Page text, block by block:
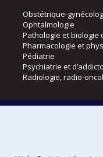
Obstétrique-
Ophtalmologie
Pathologie et biologie
Pharmacologie et
Pédiatrie
Psychiatrie et
Radiologie, radio-